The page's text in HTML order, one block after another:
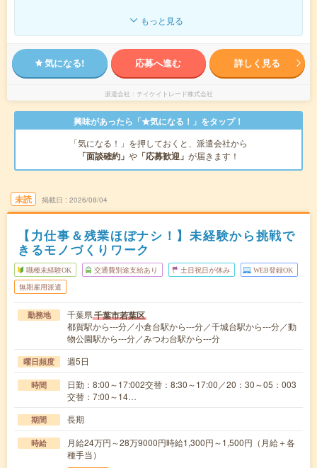
もっと見る
気になる! 応募へ進む 詳しく見る
派遣会社 テイケイトレード株式会社
興味があったら「★気になる！」をタップ！
「気になる！」を押しておくと、派遣会社から
「面談確約」 や 「応募歓迎」 が届きます！
未読 掲載日 2026/08/04
【力仕事＆残業ほぼナシ！】未経験から挑戦で
きるモノづくりワーク
職種未経験OK 交通費別途支給あり 土日祝日が休み WEB登録OK
無期雇用派遣
勤務地 千葉県千葉市若葉区
都賀駅から---分／小倉台駅から---分／千城台駅から---分／動
物公園駅から---分／みつわ台駅から---分
曜日頻度 週5日
時間
日勤：8:00～17:002交替：8:30～17:00／20：30～05：003
交替：7:00～14…
期間 長期
時給
月給24万円～28万9000円時給1,300円～1,500円（月給＋各
種手当）